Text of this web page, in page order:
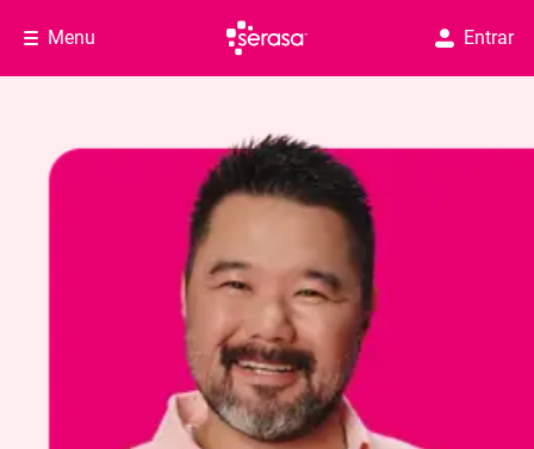
Menu Entrar